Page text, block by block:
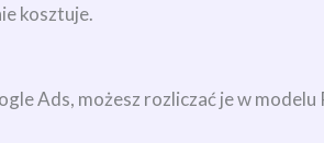
kosztuje.
Ads, możesz rozliczać je w modelu